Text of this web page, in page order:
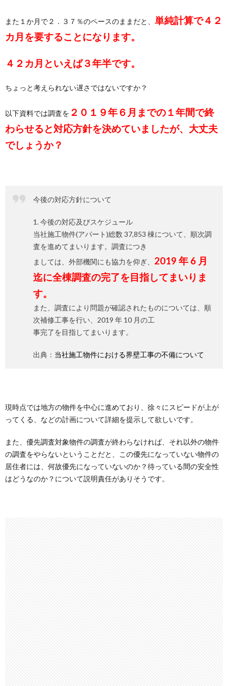
また１か月で２．３７％のペースのままだと、 単純計算で４２
カ月を要することになります。
４２カ月といえば３年半です。
ちょっと考えられない遅さではないですか？
以下資料では調査を ２０１９年６月までの１年間で終
わらせると対応方針を決めていましたが、大丈夫
でしょうか？
今後の対応方針について
1. 今後の対応及びスケジュール
当社施工物件(アパート)総数 37,853 棟について、順次調
査を進めてまいります。調査につき
ましては、外部機関にも協力を仰ぎ、 2019 年 6 月
迄に全棟調査の完了を目指してまいりま
す。
また、調査により問題が確認されたものについては、順
次補修工事を行い、2019 年 10 月の工
事完了を目指してまいります。
出典： 当社施工物件における界壁工事の不備について
現時点では地方の物件を中心に進めており、徐々にスピードが上が
ってくる、などの計画について詳細を提示して欲しいです。
また、優先調査対象物件の調査が終わらなければ、それ以外の物件
の調査をやらないということだと、この優先になっていない物件の
居住者には、何故優先になっていないのか？待っている間の安全性
はどうなのか？について説明責任がありそうです。